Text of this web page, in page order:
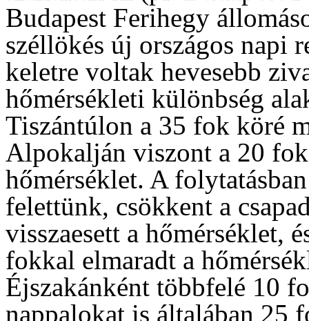
Budapest Ferihegy
széllökés új országos napi
keletre voltak hevesebb
hőmérsékleti különbség
Tiszántúlon a 35 fok köré
Alpokalján viszont a 20
hőmérséklet. A
felettünk, csökkent a
visszaesett a hőmérséklet,
fokkal elmaradt a
Éjszakánként többfelé 10
nappalokat is általában 25